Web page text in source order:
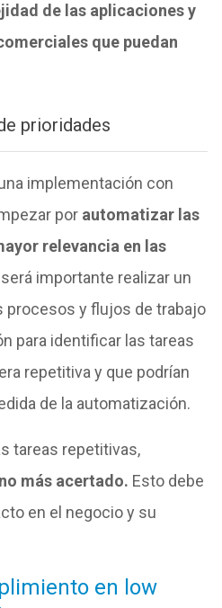
de las aplicaciones y
que puedan
prioridades
implementación con
por automatizar las
relevancia en las
será importante realizar un
procesos y flujos de trabajo
para identificar las tareas
repetitiva y que podrían
de la automatización.
tareas repetitivas,
más acertado. Esto debe
en el negocio y su
en low